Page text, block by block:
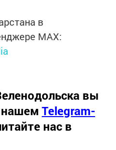
в
MАХ:
вы
нашем Telegram-
нас в